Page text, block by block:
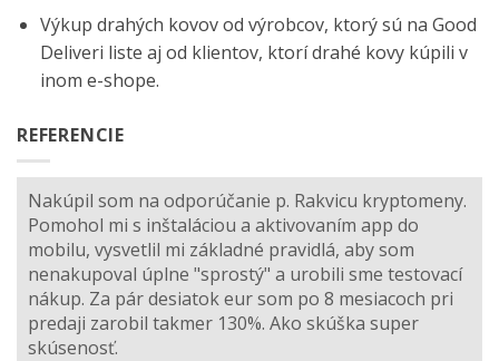
Výkup drahých kovov od výrobcov, ktorý sú na Good
Deliveri liste aj od klientov, ktorí drahé kovy kúpili v
inom e-shope.
REFERENCIE
Nakúpil som na odporúčanie p. Rakvicu kryptomeny.
Pomohol mi s inštaláciou a aktivovaním app do
mobilu, vysvetlil mi základné pravidlá, aby som
nenakupoval úplne "sprostý" a urobili sme testovací
nákup. Za pár desiatok eur som po 8 mesiacoch pri
predaji zarobil takmer 130%. Ako skúška super
skúsenosť.